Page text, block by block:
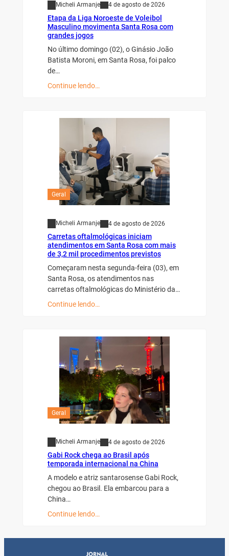
Micheli Armanje 4 de agosto de 2026
Etapa da Liga Noroeste de Voleibol
Masculino movimenta Santa Rosa com
grandes jogos
No último domingo (02), o Ginásio João
Batista Moroni, em Santa Rosa, foi palco
de…
Continue lendo…
Geral
Micheli Armanje 4 de agosto de 2026
Carretas oftalmológicas iniciam
atendimentos em Santa Rosa com mais
de 3,2 mil procedimentos previstos
Começaram nesta segunda-feira (03), em
Santa Rosa, os atendimentos nas
carretas oftalmológicas do Ministério da…
Continue lendo…
Geral
Micheli Armanje 4 de agosto de 2026
Gabi Rock chega ao Brasil após
temporada internacional na China
A modelo e atriz santarosense Gabi Rock,
chegou ao Brasil. Ela embarcou para a
China…
Continue lendo…